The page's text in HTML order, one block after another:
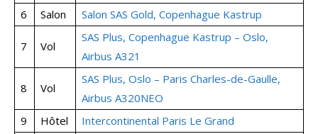
6 Salon Salon SAS Gold, Copenhague Kastrup
7 Vol
SAS Plus, Copenhague Kastrup – Oslo,
Airbus A321
8 Vol
SAS Plus, Oslo – Paris Charles-de-Gaulle,
Airbus A320NEO
9
Hôtel
Intercontinental Paris Le Grand